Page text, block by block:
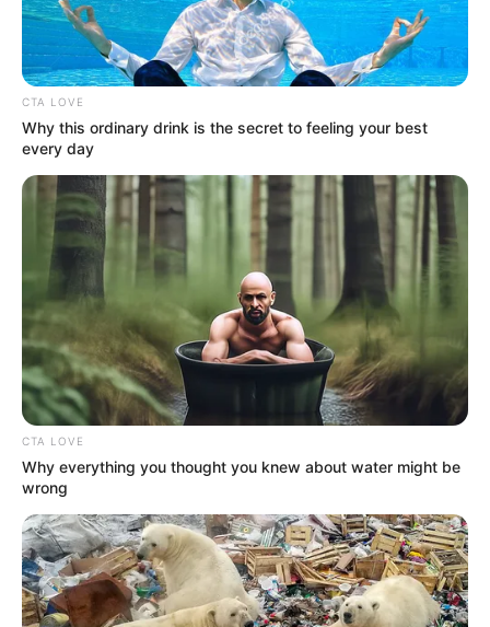
A Nagy Duettben aratott óriási sikerük után, Nótár
Mary és Aurelio visszatér egy bombasztikus közös
produkcióval, amelyre utaltak ugyan még az élő
show alatt, de eddig nem volt világos, hogy mit
terveznek. A mulatós zene koronázatlan királynője
és duettpartnere nem titkolja tovább: a Ciao Bella
című dalt alkották újra Pixa közreműködésével – a
bulihangulatban forgatott videoklip pedig
valósággal felszántja a világhálót!
A Nagy Pénzrablás című sikersorozat betétdalának
feldolgozása tíz nappal ezelőtt debütált Nótár
Mary hivatalos YouTube-csatornáján, és azóta
közel 350 ezren tekintették meg a dübörgő
akkordokkal gazdagított, színektől és flitterektől
CTA LOVE
Why this ordinary drink is the secret to feeling your best
every day
CTA LOVE
Why everything you thought you knew about water might be
wrong